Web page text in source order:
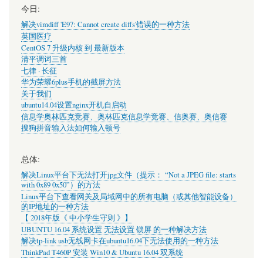
今日:
解决vimdiff 'E97: Cannot create diffs'错误的一种方法
英国医疗
CentOS 7 升级内核 到 最新版本
清平调词三首
七律 · 长征
华为荣耀6plus手机的截屏方法
关于我们
ubuntu14.04设置nginx开机自启动
信息学奥林匹克竞赛、奥林匹克信息学竞赛、信奥赛、奥信赛
搜狗拼音输入法如何输入顿号
总体:
解决Linux平台下无法打开jpg文件（提示： “Not a JPEG file: starts
with 0x89 0x50”）的方法
Linux平台下查看网关及局域网中的所有电脑（或其他智能设备）
的IP地址的一种方法
【 2018年版《 中小学生守则 》】
UBUNTU 16.04 系统设置 无法设置 锁屏 的一种解决方法
解决tp-link usb无线网卡在ubuntu16.04下无法使用的一种方法
ThinkPad T460P 安装 Win10 & Ubuntu 16.04 双系统